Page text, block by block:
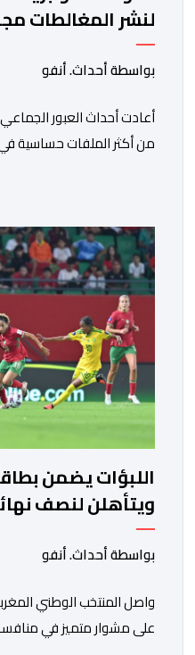
لنشر المغالطات
بواسطة أحداث. أنفو
أعادت أحداث العبور
من أكثر الملفات حساسية في
المنطقة. ولم تعد المعركة
امتدت إلى الفضاء الرقمي،
حول المسؤوليات
اللبؤات يضمن
ويتأهلن لنصف
بواسطة أحداث. أنفو
واصل المنتخب الوطني
على مشوار متميز في